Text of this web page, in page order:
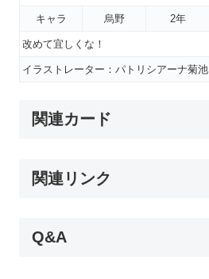
キャラ 烏野 2年
改めて宜しくな！
イラストレーター：パトリシアーナ菊池
関連カード
関連リンク
Q&A